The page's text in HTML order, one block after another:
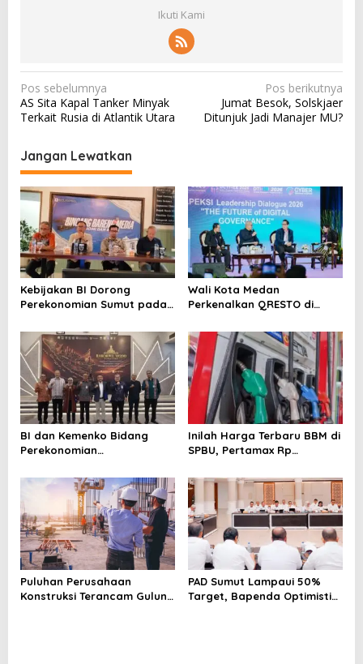
Ikuti Kami
N
a
i
g
a
s
i
p
o
s
Pos sebelumnya
AS Sita Kapal Tanker Minyak
Terkait Rusia di Atlantik Utara
Pos berikutnya
Jumat Besok, Solskjaer
Ditunjuk Jadi Manajer MU?
Jangan Lewatkan
Kebijakan BI Dorong
Perekonomian Sumut pada
Wali Kota Medan
Perkenalkan QRESTO di
BI dan Kemenko Bidang
Perekonomian
TP2DD: Akselerasi Digitalisasi
Sistem Pembayaran untuk
Peningkatan PDRD di
Sumatera
Inilah Harga Terbaru BBM di
SPBU, Pertamax Rp
Puluhan Perusahaan
Konstruksi Terancam Gulung
PAD Sumut Lampaui 50%
Target, Bapenda Optimistis